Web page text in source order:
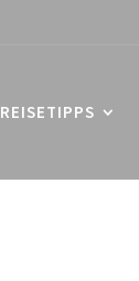
REISETIPPS